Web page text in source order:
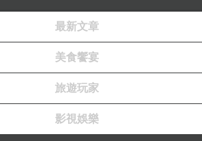
斯風演出】 小飛狐樂集
最新文章
美食饗宴
旅遊玩家
影視娛樂